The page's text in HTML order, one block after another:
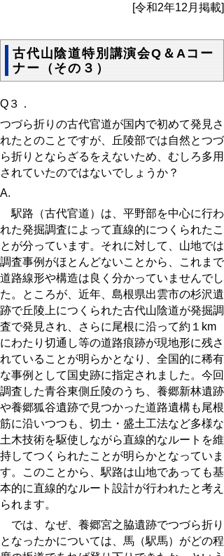
[令和2年12月掲載]
古代山陰道特別講演会Q＆Aコー
ナー（その３）
Q３．
つづら折りの古代官道が国内で初めて発見さ
れたとのことですが、丘陵部では自然とつづ
ら折りとならざるをえないため、むしろ多用
されていたのではないでしょうか？
A.
駅路（古代官道）は、平野部を中心に行わ
れた発掘調査によって直線的につくられたこ
とが分っています。それに対して、山地では
調査事例がほとんどないことから、これまで
道路線形や構造は良く分かっていませんでし
た。ところが、近年、島根県出雲市の杉沢遺
跡で丘陵上につくられた古代山陰道が発掘調
査で発見され、さらに尾根に沿って約１km
にわたり切通し等の道路痕跡が現地形に残さ
れていることが明らかとなり、全国的に稀有
な事例として国史跡に指定されました。今回
調査した青谷東側丘陵のうち、養郷新林遺跡
や養郷狐谷遺跡で見つかった道路遺構も尾根
筋に沿いつつも、切土・盛土工法など多様な
土木技術を駆使しながら直線的なルートを維
持してつくられたことが明らかとなっていま
す。このことから、駅路は山地であっても基
本的に直線的なルート設計が行われたと考え
られます。
では、なぜ、養郷宮之脇遺跡でつづら折り
となったかについては、馬（駅馬）がどの程